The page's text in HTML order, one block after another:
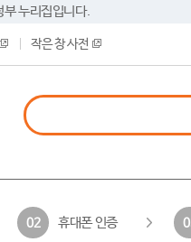
부 누리집입니다.
작은 창 사전
02 휴대폰 인증